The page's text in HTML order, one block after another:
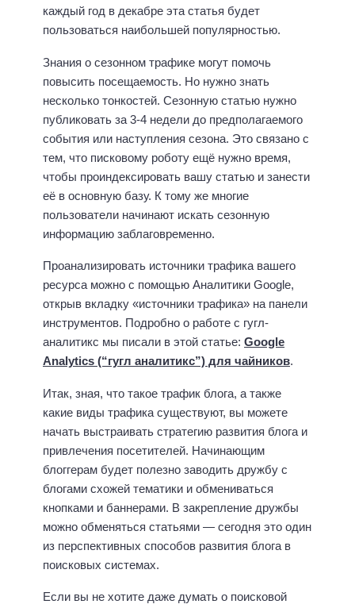
каждый год в декабре эта статья будет
пользоваться наибольшей популярностью.
Знания о сезонном трафике могут помочь
повысить посещаемость. Но нужно знать
несколько тонкостей. Сезонную статью нужно
публиковать за 3-4 недели до предполагаемого
события или наступления сезона. Это связано с
тем, что писковому роботу ещё нужно время,
чтобы проиндексировать вашу статью и занести
её в основную базу. К тому же многие
пользователи начинают искать сезонную
информацию заблаговременно.
Проанализировать источники трафика вашего
ресурса можно с помощью Аналитики Google,
открыв вкладку «источники трафика» на панели
инструментов. Подробно о работе с гугл-
аналитикс мы писали в этой статье: Google
Analytics (“гугл аналитикс”) для чайников.
Итак, зная, что такое трафик блога, а также
какие виды трафика существуют, вы можете
начать выстраивать стратегию развития блога и
привлечения посетителей. Начинающим
блоггерам будет полезно заводить дружбу с
блогами схожей тематики и обмениваться
кнопками и баннерами. В закрепление дружбы
можно обменяться статьями — сегодня это один
из перспективных способов развития блога в
поисковых системах.
Если вы не хотите даже думать о поисковой